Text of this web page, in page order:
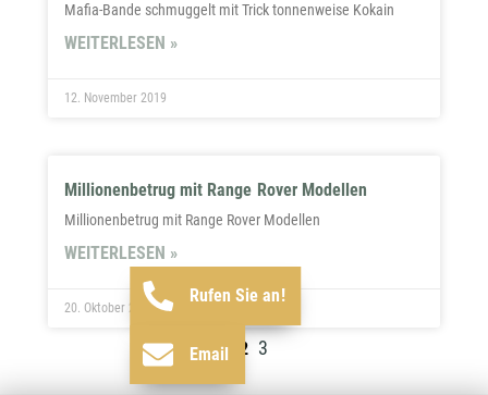
Mafia-Bande schmuggelt mit Trick tonnenweise Kokain
WEITERLESEN »
12. November 2019
Millionenbetrug mit Range Rover Modellen
Millionenbetrug mit Range Rover Modellen
WEITERLESEN »
20. Oktober 2019
1 2 3
Rufen Sie an!
Email